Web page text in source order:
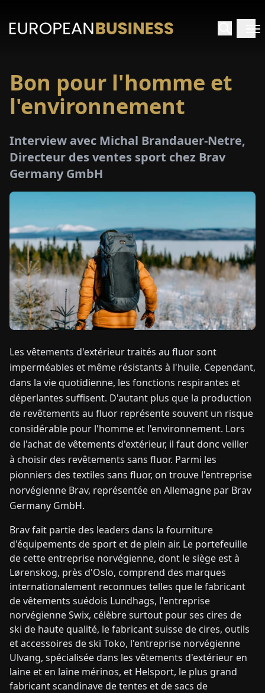
ENDEFRES IT NLPLHU
CONTACTEZ-
NOUS
Bon pour l'homme et
l'environnement
Interview avec Michal Brandauer-Netre,
Directeur des ventes sport chez Brav
Germany GmbH
Les vêtements d'extérieur traités au fluor sont
imperméables et même résistants à l'huile. Cependant,
dans la vie quotidienne, les fonctions respirantes et
déperlantes suffisent. D'autant plus que la production
de revêtements au fluor représente souvent un risque
considérable pour l'homme et l'environnement. Lors
de l'achat de vêtements d'extérieur, il faut donc veiller
à choisir des revêtements sans fluor. Parmi les
pionniers des textiles sans fluor, on trouve l'entreprise
norvégienne Brav, représentée en Allemagne par Brav
Germany GmbH.
Brav fait partie des leaders dans la fourniture
d'équipements de sport et de plein air. Le portefeuille
de cette entreprise norvégienne, dont le siège est à
Lørenskog, près d'Oslo, comprend des marques
internationalement reconnues telles que le fabricant
de vêtements suédois Lundhags, l'entreprise
norvégienne Swix, célèbre surtout pour ses cires de
ski de haute qualité, le fabricant suisse de cires, outils
et accessoires de ski Toko, l'entreprise norvégienne
Ulvang, spécialisée dans les vêtements d'extérieur en
laine et en laine mérinos, et Helsport, le plus grand
fabricant scandinave de tentes et de sacs de